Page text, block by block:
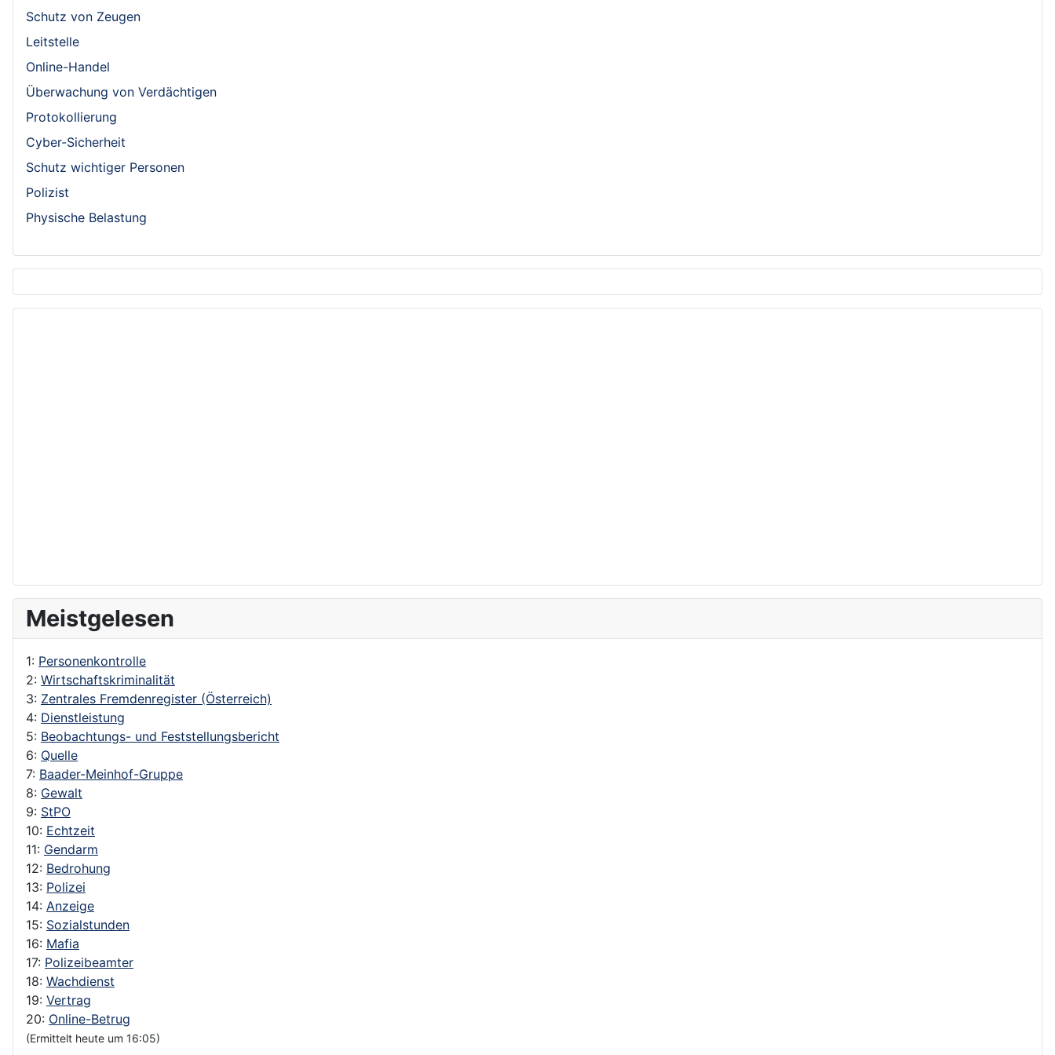
Schutz von Zeugen
Leitstelle
Online-Handel
Überwachung von Verdächtigen
Protokollierung
Cyber-Sicherheit
Schutz wichtiger Personen
Polizist
Physische Belastung
Meistgelesen
1: Personenkontrolle
2: Wirtschaftskriminalität
3: Zentrales Fremdenregister (Österreich)
4: Dienstleistung
5: Beobachtungs- und Feststellungsbericht
6: Quelle
7: Baader-Meinhof-Gruppe
8: Gewalt
9: StPO
10: Echtzeit
11: Gendarm
12: Bedrohung
13: Polizei
14: Anzeige
15: Sozialstunden
16: Mafia
17: Polizeibeamter
18: Wachdienst
19: Vertrag
20: Online-Betrug
(Ermittelt heute um 16:05)